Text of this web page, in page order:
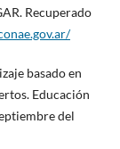
Recuperado
basado en
Educación
del